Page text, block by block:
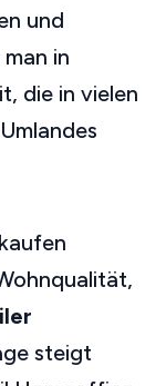
und
in
die in vielen
steigt